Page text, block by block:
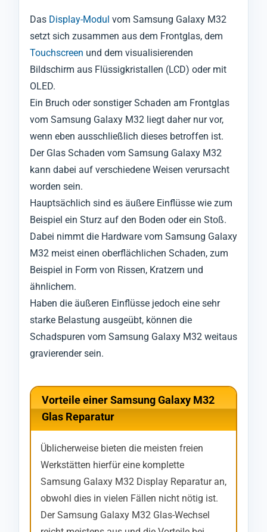
Das Display-Modul vom Samsung Galaxy M32
setzt sich zusammen aus dem Frontglas, dem
Touchscreen und dem visualisierenden
Bildschirm aus Flüssigkristallen (LCD) oder mit
OLED.
Ein Bruch oder sonstiger Schaden am Frontglas
vom Samsung Galaxy M32 liegt daher nur vor,
wenn eben ausschließlich dieses betroffen ist.
Der Glas Schaden vom Samsung Galaxy M32
kann dabei auf verschiedene Weisen verursacht
worden sein.
Hauptsächlich sind es äußere Einflüsse wie zum
Beispiel ein Sturz auf den Boden oder ein Stoß.
Dabei nimmt die Hardware vom Samsung Galaxy
M32 meist einen oberflächlichen Schaden, zum
Beispiel in Form von Rissen, Kratzern und
ähnlichem.
Haben die äußeren Einflüsse jedoch eine sehr
starke Belastung ausgeübt, können die
Schadspuren vom Samsung Galaxy M32 weitaus
gravierender sein.
Vorteile einer Samsung Galaxy M32
Glas Reparatur
Üblicherweise bieten die meisten freien
Werkstätten hierfür eine komplette
Samsung Galaxy M32 Display Reparatur an,
obwohl dies in vielen Fällen nicht nötig ist.
Der Samsung Galaxy M32 Glas-Wechsel